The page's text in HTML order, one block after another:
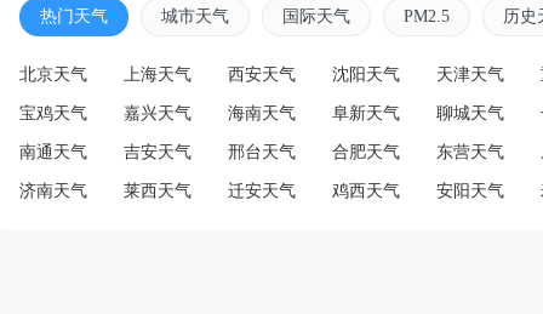
热门天气 城市天气 国际天气 PM2.5 历史
北京天气 上海天气 西安天气 沈阳天气 天津天气
宝鸡天气 嘉兴天气 海南天气 阜新天气 聊城天气
南通天气 吉安天气 邢台天气 合肥天气 东营天气
济南天气 莱西天气 迁安天气 鸡西天气 安阳天气